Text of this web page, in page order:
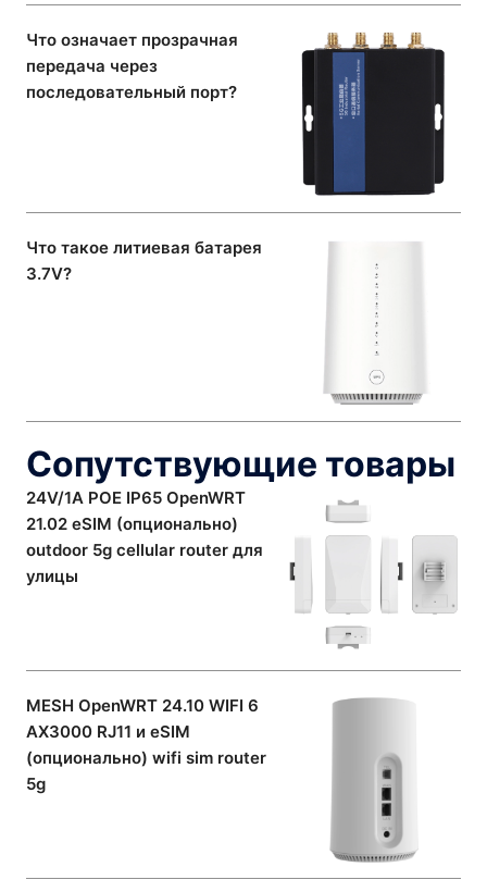
Что означает прозрачная
передача через
последовательный порт?
Что такое литиевая батарея
3.7V?
Сопутствующие товары
24V/1A POE IP65 OpenWRT
21.02 eSIM (опционально)
outdoor 5g cellular router для
улицы
MESH OpenWRT 24.10 WIFI 6
AX3000 RJ11 и eSIM
(опционально) wifi sim router
5g